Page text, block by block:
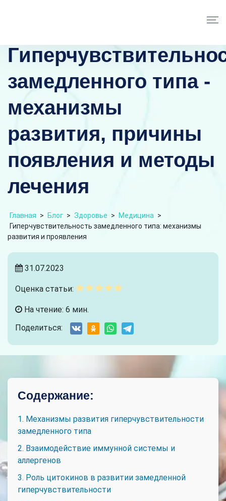
замедленного типа -
механизмы
развития, причины
появления и методы
лечения
Главная > Блог > Здоровье > Медицина >
Гиперчувствительность замедленного типа: механизмы
развития и проявления
31.07.2023
Оценка статьи:
На чтение: 6 мин.
Поделиться:
Содержание:
1. Механизмы развития гиперчувствительности
замедленного типа
2. Взаимодействие иммунной системы и
аллергенов
3. Роль цитокинов в развитии замедленной
гиперчувствительности